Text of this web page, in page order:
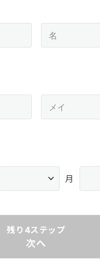
月
残り4ステップ
次へ